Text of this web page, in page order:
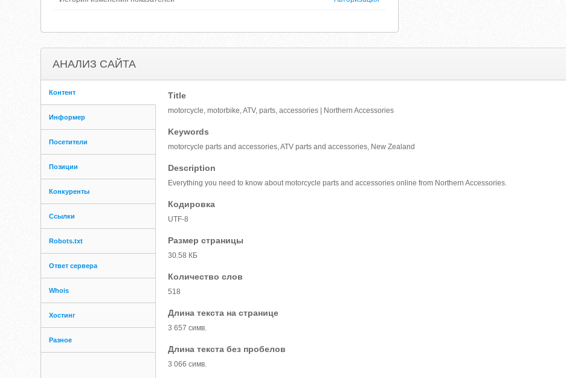
АНАЛИЗ САЙТА
Контент
Информер
Посетители
Позиции
Конкуренты
Ссылки
Robots.txt
Ответ сервера
Whois
Хостинг
Разное
Title
motorcycle, motorbike, ATV, parts, accessories | Northern Accessories
Keywords
motorcycle parts and accessories, ATV parts and accessories, New Zealand
Description
Everything you need to know about motorcycle parts and accessories online from Northern Accessories.
Кодировка
UTF-8
Размер страницы
30.58 КБ
Количество слов
518
Длина текста на странице
3 657 симв.
Длина текста без пробелов
3 066 симв.